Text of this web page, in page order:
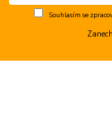
Souhlasím se